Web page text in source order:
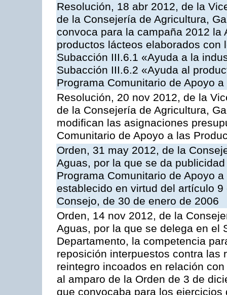
Resolución, 18 abr 2012, de la
de la Consejería de Agricultura,
convoca para la campaña 2012
productos lácteos elaborados
Subacción III.6.1 «Ayuda a la
Subacción III.6.2 «Ayuda al
Programa Comunitario de Apoyo
Resolución, 20 nov 2012, de la
de la Consejería de Agricultura,
modifican las asignaciones
Comunitario de Apoyo a las
Orden, 31 may 2012, de la
Aguas, por la que se da
Programa Comunitario de Apoyo
establecido en virtud del artículo
Consejo, de 30 de enero de 2006
Orden, 14 nov 2012, de la
Aguas, por la que se delega en el
Departamento, la competencia
reposición interpuestos contra las
reintegro incoados en relación
al amparo de la Orden de 3 de
que convocaba para los